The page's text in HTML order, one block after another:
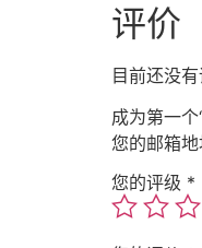
评价
目前还没
成为第一
您的邮箱地
您的评级 *